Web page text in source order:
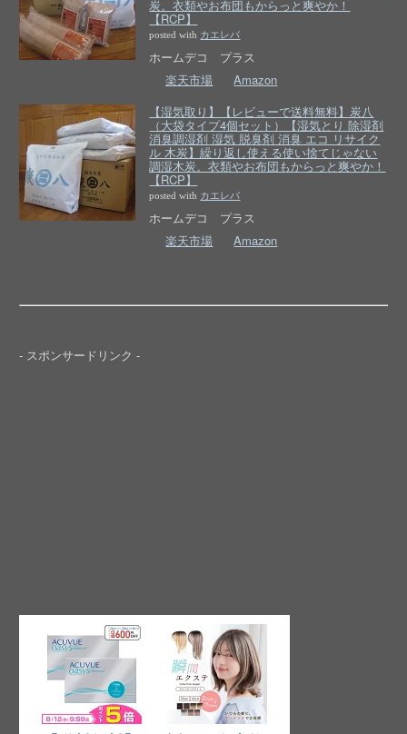
炭。衣類やお布団もからっと爽やか！
【RCP】
posted with カエレバ
ホームデコ プラス
楽天市場
Amazon
【湿気取り】【レビューで送料無料】炭八
（大袋タイプ4個セット）【湿気とり 除湿剤
消臭調湿剤 湿気 脱臭剤 消臭 エコ リサイク
ル 木炭】繰り返し使える使い捨てじゃない
調湿木炭。衣類やお布団もからっと爽やか！
【RCP】
posted with カエレバ
ホームデコ プラス
楽天市場
Amazon
- スポンサードリンク -